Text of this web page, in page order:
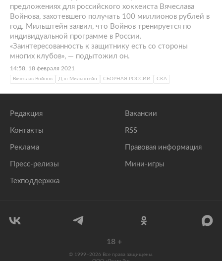
предложениях для российского хоккеиста Вячеслава
Войнова, захотевшего получать 100 миллионов рублей в
год. Мильштейн заявил, что Войнов тренируется по
индивидуальной программе в России.
«Заинтересованность к защитнику есть со стороны
многих клубов», — подытожил он.
14:58, 18 февраля 2021
Вячеслав Войнов Дэн Мильштейн СБОРНАЯ РОССИИ СКА
Редакция
Контакты
Реклама
Пресс-релизы
Техподдержка
Вакансии
RSS
Правовая информация
Мини-игры
18 +
© 1999–2026 Все права защищены.